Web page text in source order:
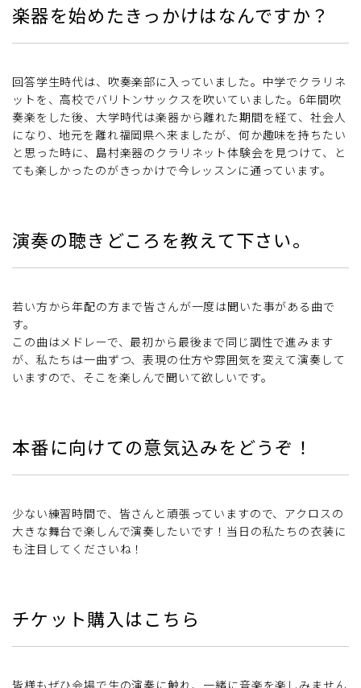
楽器を始めたきっかけはなんですか？
回答学生時代は、吹奏楽部に入っていました。中学でクラリネ
ットを、高校でバリトンサックスを吹いていました。6年間吹
奏楽をした後、大学時代は楽器から離れた期間を経て、社会人
になり、地元を離れ福岡県へ来ましたが、何か趣味を持ちたい
と思った時に、島村楽器のクラリネット体験会を見つけて、と
ても楽しかったのがきっかけで今レッスンに通っています。
演奏の聴きどころを教えて下さい。
若い方から年配の方まで皆さんが一度は聞いた事がある曲で
す。
この曲はメドレーで、最初から最後まで同じ調性で進みます
が、私たちは一曲ずつ、表現の仕方や雰囲気を変えて演奏して
いますので、そこを楽しんで聞いて欲しいです。
本番に向けての意気込みをどうぞ！
少ない練習時間で、皆さんと頑張っていますので、アクロスの
大きな舞台で楽しんで演奏したいです！当日の私たちの衣装に
も注目してくださいね！
チケット購入はこちら
皆様もぜひ会場で生の演奏に触れ、一緒に音楽を楽しみません